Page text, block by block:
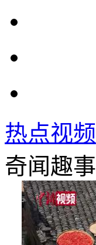
热点视频
奇闻趣事